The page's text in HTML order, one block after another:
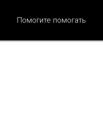
Помогите помогать